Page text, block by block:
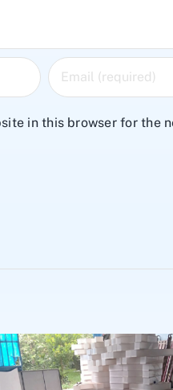
in this browser for the